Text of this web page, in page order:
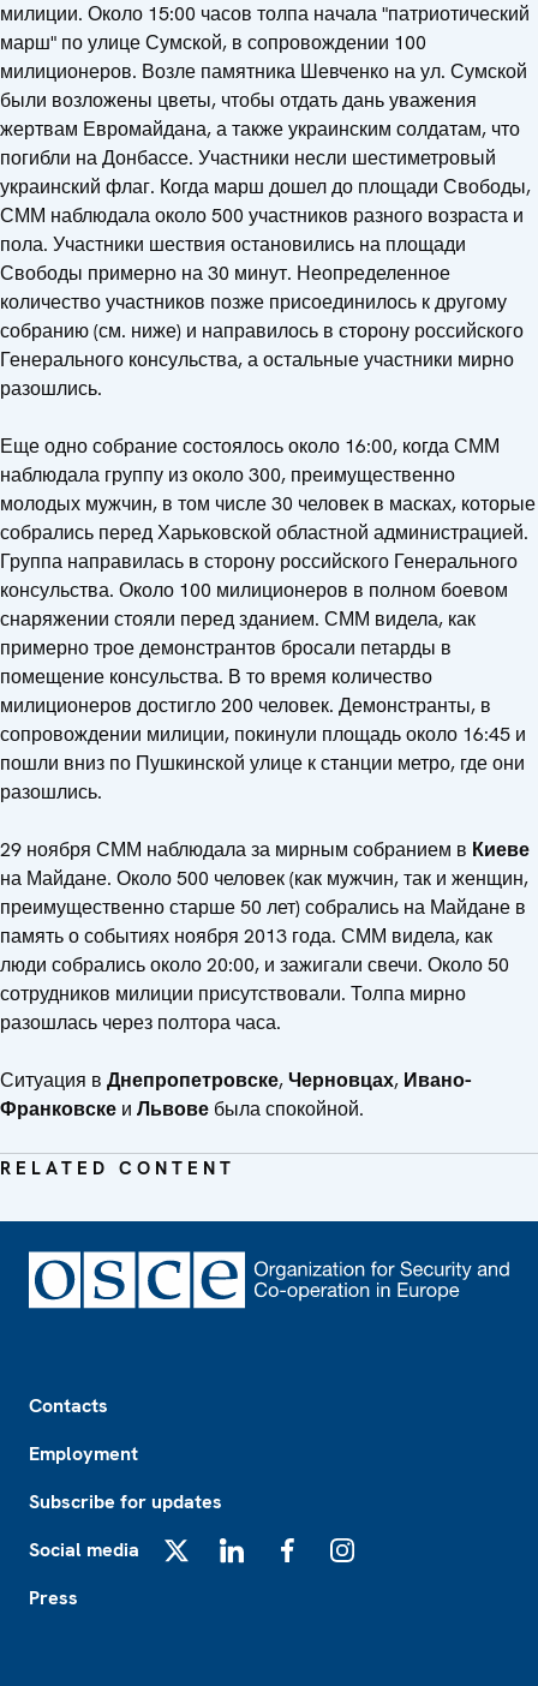
милиции. Около 15:00 часов толпа начала "патриотический
марш" по улице Сумской, в сопровождении 100
милиционеров. Возле памятника Шевченко на ул. Сумской
были возложены цветы, чтобы отдать дань уважения
жертвам Евромайдана, а также украинским солдатам, что
погибли на Донбассе. Участники несли шестиметровый
украинский флаг. Когда марш дошел до площади Свободы,
СММ наблюдала около 500 участников разного возраста и
пола. Участники шествия остановились на площади
Свободы примерно на 30 минут. Неопределенное
количество участников позже присоединилось к другому
собранию (см. ниже) и направилось в сторону российского
Генерального консульства, а остальные участники мирно
разошлись.
Еще одно собрание состоялось около 16:00, когда СММ
наблюдала группу из около 300, преимущественно
молодых мужчин, в том числе 30 человек в масках, которые
собрались перед Харьковской областной администрацией.
Группа направилась в сторону российского Генерального
консульства. Около 100 милиционеров в полном боевом
снаряжении стояли перед зданием. СММ видела, как
примерно трое демонстрантов бросали петарды в
помещение консульства. В то время количество
милиционеров достигло 200 человек. Демонстранты, в
сопровождении милиции, покинули площадь около 16:45 и
пошли вниз по Пушкинской улице к станции метро, где они
разошлись.
29 ноября СММ наблюдала за мирным собранием в Киеве
на Майдане. Около 500 человек (как мужчин, так и женщин,
преимущественно старше 50 лет) собрались на Майдане в
память о событиях ноября 2013 года. СММ видела, как
люди собрались около 20:00, и зажигали свечи. Около 50
сотрудников милиции присутствовали. Толпа мирно
разошлась через полтора часа.
Ситуация в Днепропетровске,Черновцах, Ивано-
Франковске и Львове была спокойной.
RELATED CONTENT
Contacts
Employment
Subscribe for updates
Social media
Press